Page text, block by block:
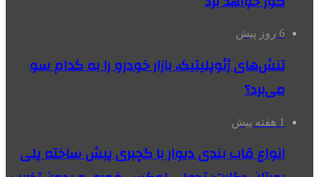
6 روز پیش
تنش‌های ژئوپلیتیک، بازار خودرو را به کدام سو
می‌برد؟
1 هفته پیش
انواع قاب بندی دیوار با گچبری پیش ساخته پلی